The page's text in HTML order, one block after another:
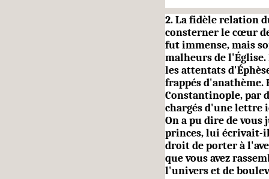
2. La fidèle relation
conster­ner le cœur
fut immense, mais
malheurs de
les attentats
frappés
Constantinople, par
chargés d'une lettre
On a pu dire de
princes, lui écrivait-
droit de porter à
que vous avez
l'univers et de